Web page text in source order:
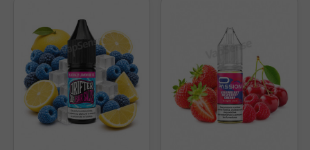
10mg y 20mg
Tipo:sales de nicotina
Perfil:tropical, dulce, suave y cremoso
Recomendado para usar con dispositivos de baja potencia o
vapers recargablesorientados a calada MTL.